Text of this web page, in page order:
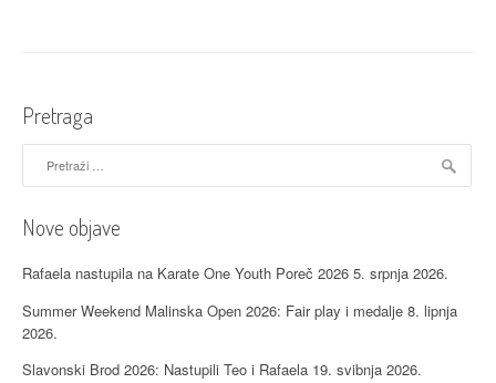
Pretraga
Nove objave
Rafaela nastupila na Karate One Youth Poreč 2026 5. srpnja 2026.
Summer Weekend Malinska Open 2026: Fair play i medalje 8. lipnja
2026.
Slavonski Brod 2026: Nastupili Teo i Rafaela 19. svibnja 2026.